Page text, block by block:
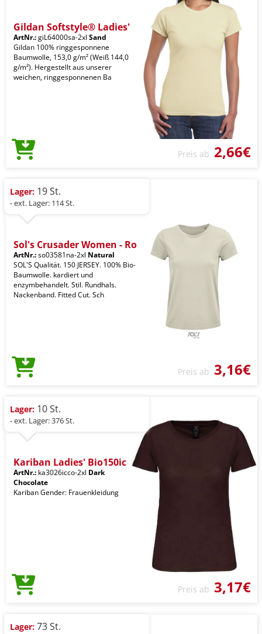
Gildan Softstyle® Ladies'
ArtNr.:giL64000sa-2xl Sand
Gildan 100% ringgesponnene
Baumwolle, 153,0 g/m² (Weiß 144,0
g/m²). Hergestellt aus unserer
weichen, ringgesponnenen Ba
Preis ab 2,66€
Lager: 19 St.
- ext. Lager: 114 St.
Sol's Crusader Women - Ro
ArtNr.:so03581na-2xl Natural
SOL'S Qualität. 150 JERSEY. 100% Bio-
Baumwolle. kardiert und
enzymbehandelt. Stil. Rundhals.
Nackenband. Fitted Cut. Sch
Preis ab 3,16€
Lager: 10 St.
- ext. Lager: 376 St.
Kariban Ladies' Bio150ic
ArtNr.: ka3026icco-2xl Dark
Chocolate
Kariban Gender: Frauenkleidung
Preis ab 3,17€
Lager: 73 St.